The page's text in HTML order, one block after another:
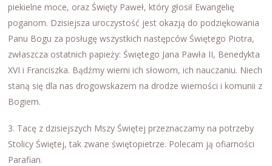
piekielne moce, oraz Święty Paweł, który głosił Ewangelię
poganom. Dzisiejsza uroczystość jest okazją do podziękowania
Panu Bogu za posługę wszystkich następców Świętego Piotra,
zwłaszcza ostatnich papieży: Świętego Jana Pawła II, Benedykta
XVI i Franciszka. Bądźmy wierni ich słowom, ich nauczaniu. Niech
staną się dla nas drogowskazem na drodze wierności i komunii z
Bogiem.
3. Tacę z dzisiejszych Mszy Świętej przeznaczamy na potrzeby
Stolicy Świętej, tak zwane świętopietrze. Polecam ją ofiarności
Parafian.